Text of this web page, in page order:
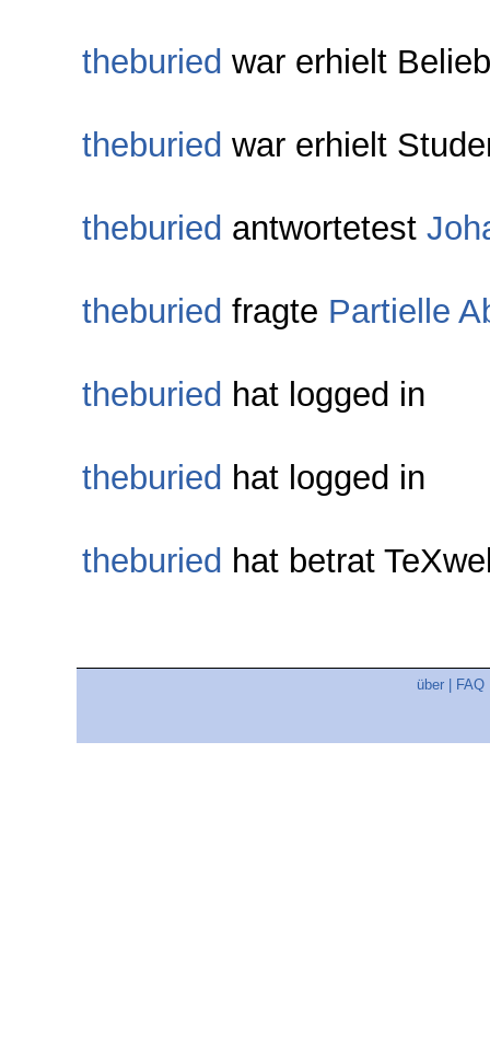
theburied war erhielt
theburied war erhielt
theburied antwortetest
theburied fragte Partielle
theburied hat logged in
theburied hat logged in
theburied hat betrat
über FAQ